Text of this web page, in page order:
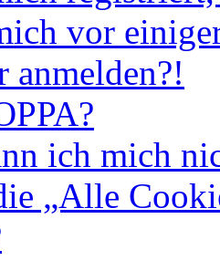
vor
anmelden?!
ich mich
„Alle